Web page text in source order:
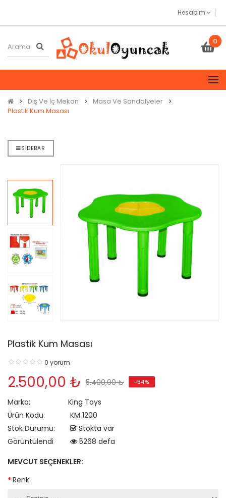
Hesabım
0
Dış Ve İç Mekan
Masa Ve Sandalyeler
Plastik Kum Masası
SIDEBAR
Plastik Kum Masası
0 yorum
2.500,00 ₺ 5.400,00 ₺ -54%
Marka:
King Toys
Ürün Kodu:
KM 1200
Stok Durumu:
Stokta var
Görüntülendi
5268 defa
MEVCUT SEÇENEKLER:
Renk